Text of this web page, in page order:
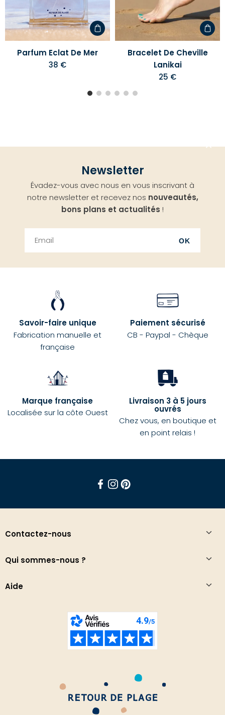
d'envies
Parfum Eclat De Mer
38 €
Bracelet De Cheville
Lanikai
25 €
Newsletter
Évadez-vous avec nous en vous inscrivant à
notre newsletter et recevez nos nouveautés,
bons plans et actualités !
OK
Savoir-faire unique
Fabrication manuelle et
française
Paiement sécurisé
CB - Paypal - Chèque
Marque française
Localisée sur la côte Ouest
Livraison 3 à 5 jours
ouvrés
Chez vous, en boutique et
en point relais !
Contactez-nous
Qui sommes-nous ?
Aide